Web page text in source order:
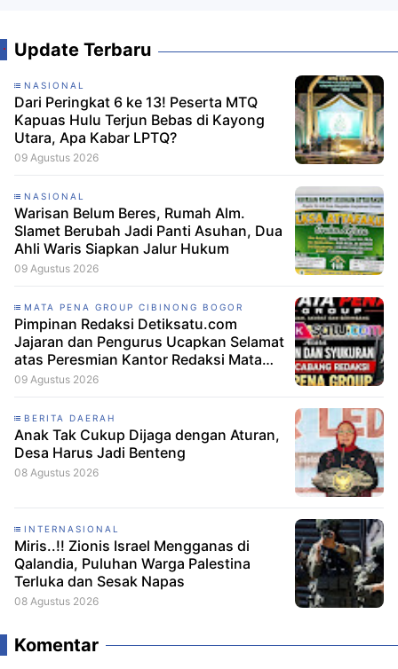
Update Terbaru
NASIONAL
Dari Peringkat 6 ke 13! Peserta MTQ
Kapuas Hulu Terjun Bebas di Kayong
Utara, Apa Kabar LPTQ?
09 Agustus 2026
NASIONAL
Warisan Belum Beres, Rumah Alm.
Slamet Berubah Jadi Panti Asuhan, Dua
Ahli Waris Siapkan Jalur Hukum
09 Agustus 2026
MATA PENA GROUP CIBINONG BOGOR
Pimpinan Redaksi Detiksatu.com
Jajaran dan Pengurus Ucapkan Selamat
atas Peresmian Kantor Redaksi Mata
Pena Group
09 Agustus 2026
BERITA DAERAH
Anak Tak Cukup Dijaga dengan Aturan,
Desa Harus Jadi Benteng
08 Agustus 2026
INTERNASIONAL
Miris..!! Zionis Israel Mengganas di
Qalandia, Puluhan Warga Palestina
Terluka dan Sesak Napas
08 Agustus 2026
Komentar